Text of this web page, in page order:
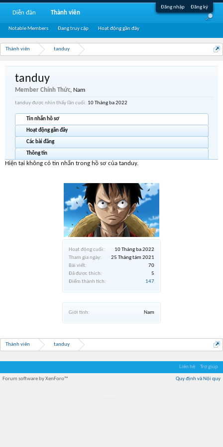
Đăng nhập Đăng ký
Thành viên tanduy
Hoạt động cuối:
10 Tháng ba 2022
Tham gia ngày:
25 Tháng tám 2021
Bài viết:
70
Đã được thích:
5
Điểm thành tích:
147
Giới tính: Nam
tanduy
Member Chính Thức, Nam
tanduy được nhìn thấy lần cuối: 10 Tháng ba 2022
Tin nhắn hồ sơ
Hoạt động gần đây
Các bài đăng
Thông tin
Hiện tại không có tin nhắn trong hồ sơ của tanduy.
Thành viên tanduy
Diễn đàn Thành viên
Notable Members Đang truy cập Hoạt động gần đây
Liên hệ Trợ giúp
Quy định và Nội quy
Forum software by XenForo™